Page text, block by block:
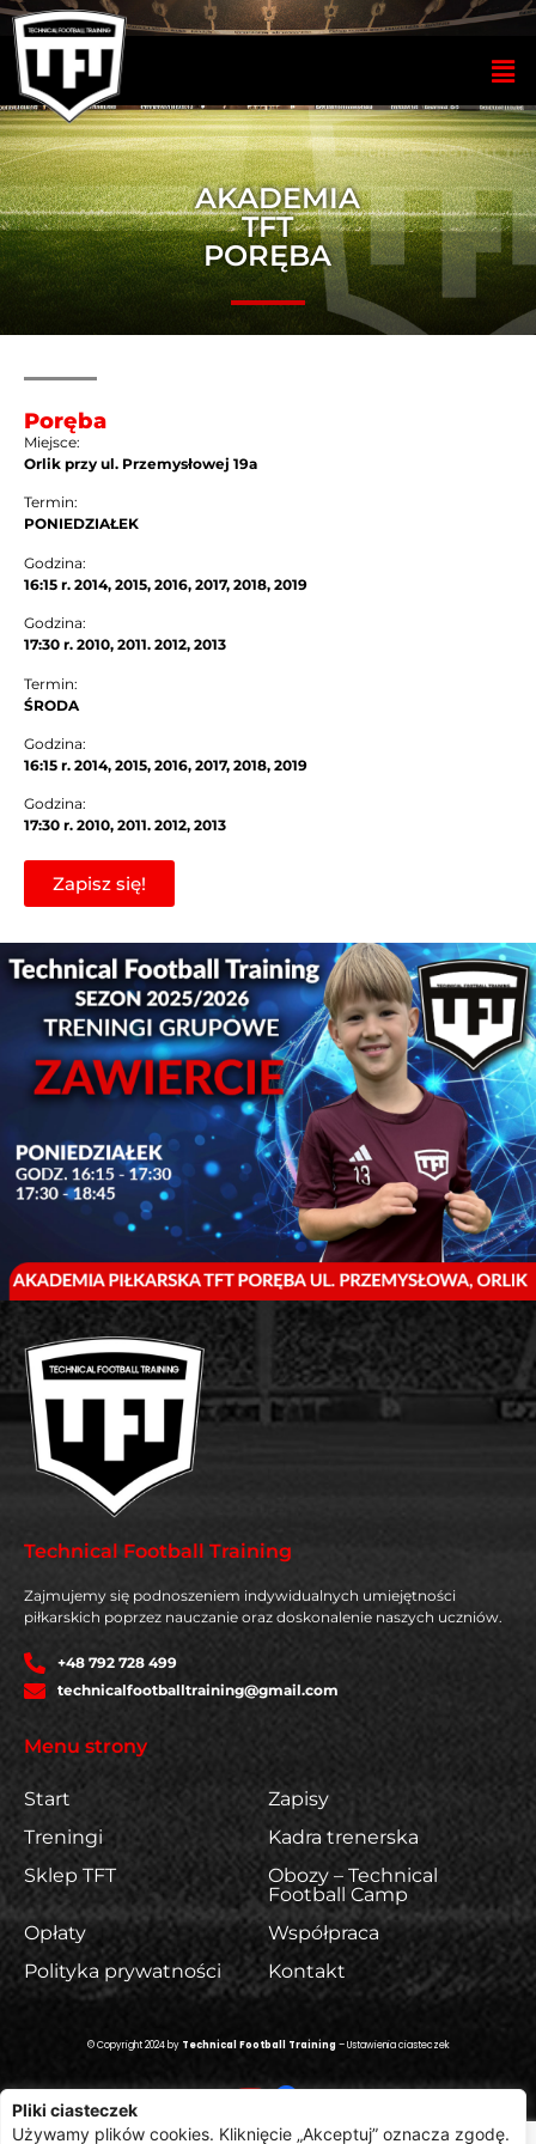
Pliki ciasteczek
Używamy plików cookies. Kliknięcie „Akceptuj” oznacza zgodę.
AKADEMIA
TFT
PORĘBA
Poręba
Miejsce:
Orlik przy ul. Przemysłowej 19a
Termin:
PONIEDZIAŁEK
Godzina:
16:15 r. 2014, 2015, 2016, 2017, 2018, 2019
Godzina:
17:30 r. 2010, 2011. 2012, 2013
Termin:
ŚRODA
Godzina:
16:15 r. 2014, 2015, 2016, 2017, 2018, 2019
Godzina:
17:30 r. 2010, 2011. 2012, 2013
Zapisz się!
Technical Football Training
Zajmujemy się podnoszeniem indywidualnych umiejętności
piłkarskich poprzez nauczanie oraz doskonalenie naszych uczniów.
+48 792 728 499
technicalfootballtraining@gmail.com
Menu strony
Start
Zapisy
Treningi
Kadra trenerska
Sklep TFT
Obozy – Technical
Football Camp
Opłaty
Współpraca
Polityka prywatności
Kontakt
© Copyright 2024 by Technical Football Training–Ustawienia ciasteczek